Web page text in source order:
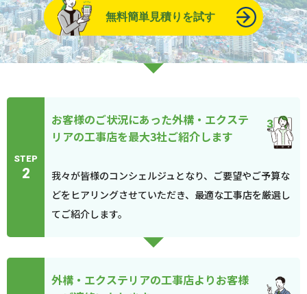
無料簡単見積りを試す
STEP
2
お客様のご状況にあった外構・エクステ
リアの工事店を最大3社ご紹介します
我々が皆様のコンシェルジュとなり、ご要望やご予算な
どをヒアリングさせていただき、最適な工事店を厳選し
てご紹介します。
外構・エクステリアの工事店よりお客様